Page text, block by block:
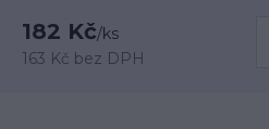
182 Kč/ks
163 Kč bez DPH